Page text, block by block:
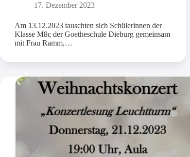
17. Dezember 2023
Am 13.12.2023 tauschten sich Schülerinnen der
Klasse M8c der Goetheschule Dieburg gemeinsam
mit Frau Ramm,…